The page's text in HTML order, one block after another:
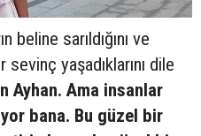
sarıldığını ve
yaşadıklarını dile
Ayhan. Ama insanlar
bana. Bu güzel bir